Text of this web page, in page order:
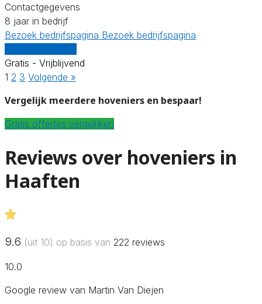
Contactgegevens
8 jaar in bedrijf
Bezoek bedrijfspagina Bezoek bedrijfspagina
Gratis - Vrijblijvend
1 2 3 Volgende »
Vergelijk meerdere hoveniers en bespaar!
Gratis offertes vergelijken
Reviews over hoveniers in
Haaften
9.6 (uit 10) op basis van 222 reviews
10.0
Google review van Martin Van Diejen